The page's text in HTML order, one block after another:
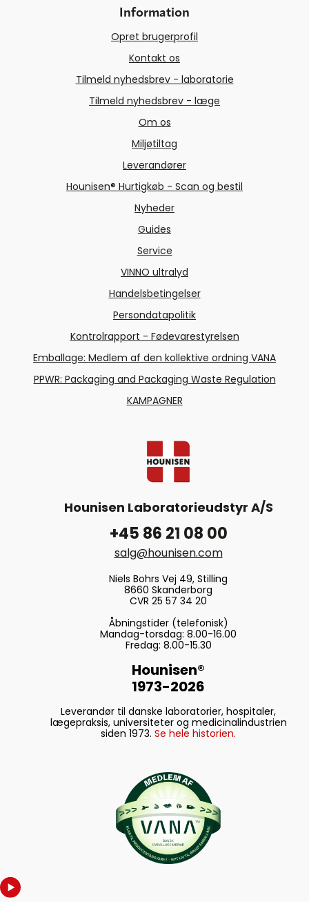
Information
Opret brugerprofil
Kontakt os
Tilmeld nyhedsbrev - laboratorie
Tilmeld nyhedsbrev - læge
Om os
Miljøtiltag
Leverandører
Hounisen® Hurtigkøb - Scan og bestil
Nyheder
Guides
Service
VINNO ultralyd
Handelsbetingelser
Persondatapolitik
Kontrolrapport - Fødevarestyrelsen
Emballage: Medlem af den kollektive ordning VANA
PPWR: Packaging and Packaging Waste Regulation
KAMPAGNER
Hounisen Laboratorieudstyr A/S
+45 86 21 08 00
salg@hounisen.com
Niels Bohrs Vej 49, Stilling
8660 Skanderborg
CVR 25 57 34 20
Åbningstider (telefonisk)
Mandag-torsdag: 8.00-16.00
Fredag: 8.00-15.30
Hounisen®
1973-2026
Leverandør til danske laboratorier, hospitaler,
lægepraksis, universiteter og medicinalindustrien
siden 1973. Se hele historien.